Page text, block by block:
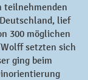
teilnehmenden
lief
300 möglichen
setzten sich
ging beim